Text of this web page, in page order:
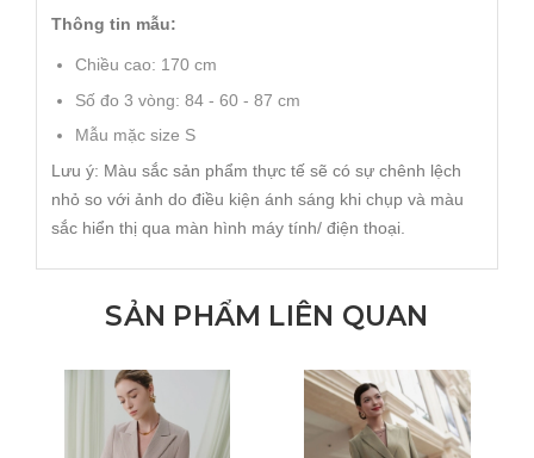
Thông tin mẫu:
Chiều cao: 170 cm
Số đo 3 vòng: 84 - 60 - 87 cm
Mẫu mặc size S
Lưu ý: Màu sắc sản phẩm thực tế sẽ có sự chênh lệch
nhỏ so với ảnh do điều kiện ánh sáng khi chụp và màu
sắc hiển thị qua màn hình máy tính/ điện thoại.
SẢN PHẨM LIÊN QUAN